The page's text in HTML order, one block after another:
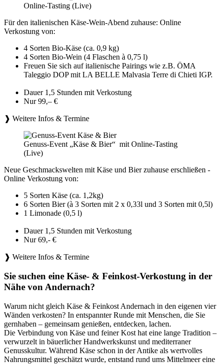
Online-Tasting (Live)
Für den italienischen Käse-Wein-Abend zuhause: Online
Verkostung von:
4 Sorten Bio-Käse (ca. 0,9 kg)
4 Sorten Bio-Wein (4 Flaschen à 0,75 l)
Freuen Sie sich auf italienische Pairings wie z.B. ÖMA
Taleggio DOP mit LA BELLE Malvasia Terre di Chieti IGP.
Dauer 1,5 Stunden mit Verkostung
Nur 99,– €
❱ Weitere Infos & Termine
Genuss-Event „Käse & Bier“ mit Online-Tasting
(Live)
Neue Geschmackswelten mit Käse und Bier zuhause erschließen -
Online Verkostung von:
5 Sorten Käse (ca. 1,2kg)
6 Sorten Bier (à 3 Sorten mit 2 x 0,33l und 3 Sorten mit 0,5l)
1 Limonade (0,5 l)
Dauer 1,5 Stunden mit Verkostung
Nur 69,- €
❱ Weitere Infos & Termine
Sie suchen eine Käse- & Feinkost-Verkostung in der
Nähe von Andernach?
Warum nicht gleich Käse & Feinkost Andernach in den eigenen vier
Wänden verkosten? In entspannter Runde mit Menschen, die Sie
gernhaben – gemeinsam genießen, entdecken, lachen.
Die Verbindung von Käse und feiner Kost hat eine lange Tradition –
verwurzelt in bäuerlicher Handwerkskunst und mediterraner
Genusskultur. Während Käse schon in der Antike als wertvolles
Nahrungsmittel geschätzt wurde, entstand rund ums Mittelmeer eine